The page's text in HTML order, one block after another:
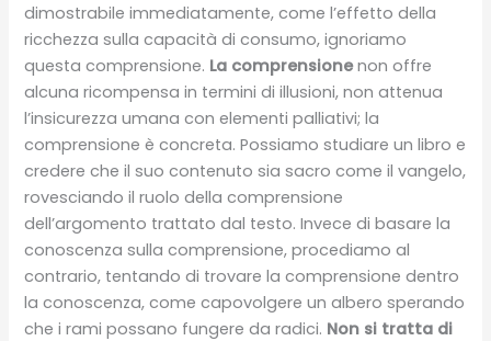
dimostrabile immediatamente, come l’effetto della
ricchezza sulla capacità di consumo, ignoriamo
questa comprensione. La comprensionenon offre
alcuna ricompensa in termini di illusioni, non attenua
l’insicurezza umana con elementi palliativi; la
comprensione è concreta. Possiamo studiare un libro e
credere che il suo contenuto sia sacro come il vangelo,
rovesciando il ruolo della comprensione
dell’argomento trattato dal testo. Invece di basare la
conoscenza sulla comprensione, procediamo al
contrario, tentando di trovare la comprensione dentro
la conoscenza, come capovolgere un albero sperando
che i rami possano fungere da radici. Non si tratta di